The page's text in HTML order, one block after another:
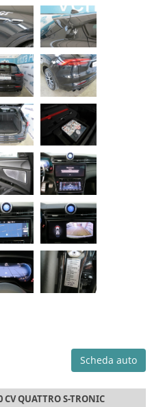
Scheda auto
QUATTRO S-TRONIC